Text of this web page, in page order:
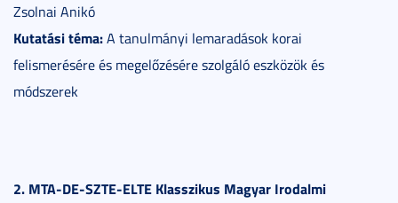
Zsolnai Anikó
Kutatási téma:A tanulmányi lemaradások korai
felismerésére és megelőzésére szolgáló eszközök és
módszerek
2. MTA-DE-SZTE-ELTE Klasszikus Magyar Irodalmi